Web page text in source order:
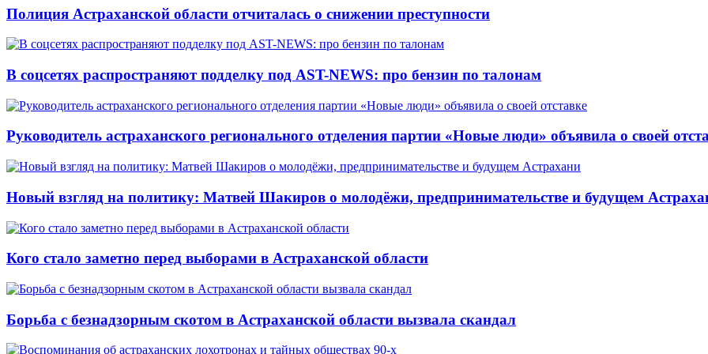
Полиция Астраханской области отчиталась о снижении преступности
В соцсетях распространяют подделку под AST-NEWS: про бензин по талонам
Руководитель астраханского регионального отделения партии «Новые люди» объявила о своей
Новый взгляд на политику: Матвей Шакиров о молодёжи, предпринимательстве и будущем
Кого стало заметно перед выборами в Астраханской области
Борьба с безнадзорным скотом в Астраханской области вызвала скандал